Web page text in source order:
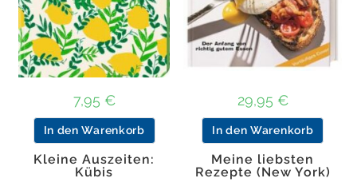
7,95 €
In den Warenkorb
29,95 €
In den Warenkorb
Kleine Auszeiten:
Kübis
Meine liebsten
Rezepte (New York)